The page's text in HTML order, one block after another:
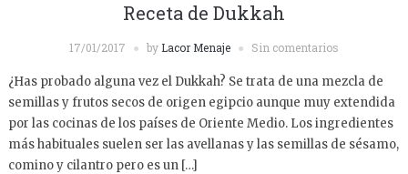
Receta de Dukkah
17/01/2017 by Lacor Menaje Sin comentarios
¿Has probado alguna vez el Dukkah? Se trata de una mezcla de
semillas y frutos secos de origen egipcio aunque muy extendida
por las cocinas de los países de Oriente Medio. Los ingredientes
más habituales suelen ser las avellanas y las semillas de sésamo,
comino y cilantro pero es un […]